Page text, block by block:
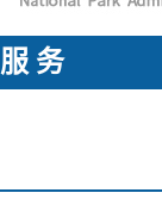
服 务